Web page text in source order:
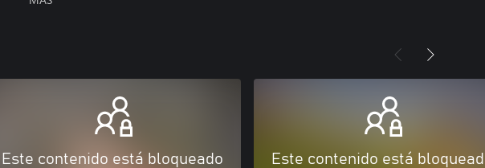
Este contenido está bloqueado Este contenido está